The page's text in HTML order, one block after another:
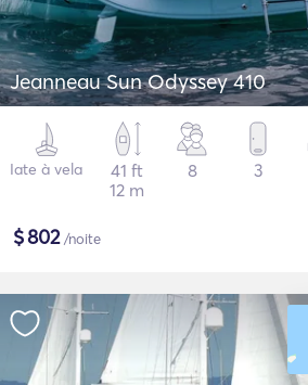
Jeanneau Sun Odyssey 410
Iate à vela
41 ft
12 m
8 3
$802/noite